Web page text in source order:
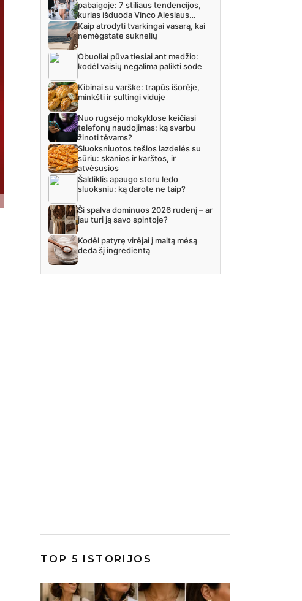
TOP 5 ISTORIJOS